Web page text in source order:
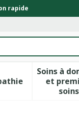
rapide
& vitamines
Grossesse et
pour la catégorie
le sous-
Soins à
et
soins